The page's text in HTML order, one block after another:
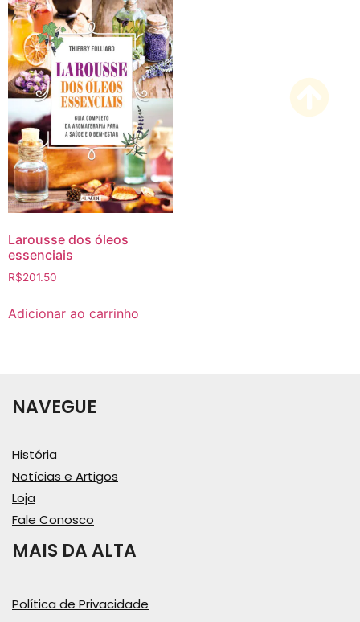
Larousse dos óleos
essenciais
R$201.50
Adicionar ao carrinho
NAVEGUE
História
Notícias e Artigos
Loja
Fale Conosco
MAIS DA ALTA
Política de Privacidade